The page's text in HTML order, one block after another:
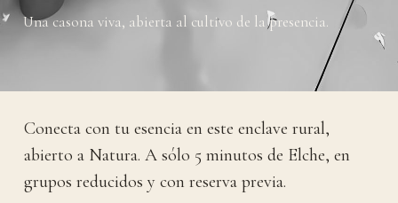
Una casona viva, abierta al cultivo de la presencia.
Conecta con tu esencia en este enclave rural,
abierto a Natura. A sólo 5 minutos de Elche, en
grupos reducidos y con reserva previa.